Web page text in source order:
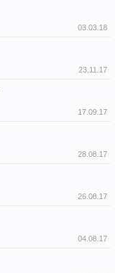
03.03.18
23.11.17
17.09.17
28.08.17
26.08.17
04.08.17